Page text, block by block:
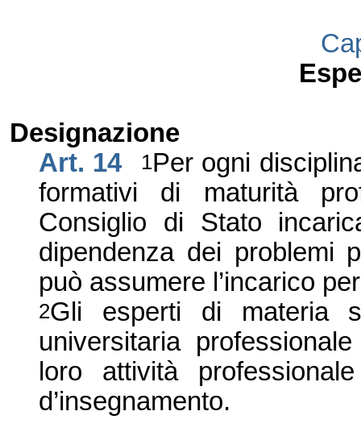
Designazione
Art. 14
1Per ogni
formativi di maturità
Consiglio di Stato
dipendenza dei problemi
può assumere l’incarico
2Gli esperti di materia
universitaria
loro attività
d’insegnamento.